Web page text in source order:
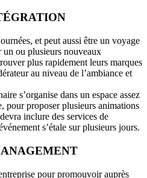
et peut aussi être un voyage
ou plusieurs nouveaux
plus rapidement leurs marques
au niveau de l’ambiance et
s’organise dans un espace assez
pour proposer plusieurs animations
inclure des services de
s’étale sur plusieurs jours.
pour promouvoir auprès